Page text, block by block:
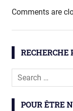
Comments are
RECHERCHE
POUR ÊTRE